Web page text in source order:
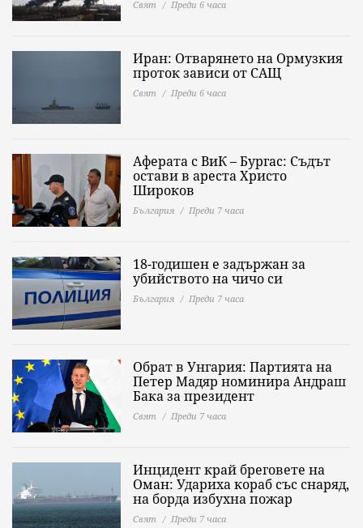
Свят Преди 6 часа
Иран: Отварянето на Ормузкия
проток зависи от САЩ
Свят Преди 6 часа
Аферата с ВиК – Бургас: Съдът
остави в ареста Христо
Широков
България Преди 7 часа
18-годишен е задържан за
убийството на чичо си
България Преди 7 часа
Обрат в Унгария: Партията на
Петер Мадяр номинира Андраш
Бака за президент
Свят Преди 7 часа
Инцидент край бреговете на
Оман: Удариха кораб със снаряд,
на борда избухна пожар
Свят Преди 7 часа